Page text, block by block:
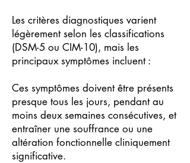
Les critères diagnostiques varient
légèrement selon les classifications
(DSM-5 ou CIM-10), mais les
principaux symptômes incluent :
Ces symptômes doivent être présents
presque tous les jours, pendant au
moins deux semaines consécutives, et
entraîner une souffrance ou une
altération fonctionnelle cliniquement
significative.